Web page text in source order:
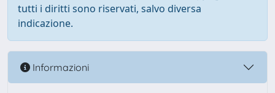
tutti i diritti sono riservati, salvo diversa
indicazione.
Informazioni